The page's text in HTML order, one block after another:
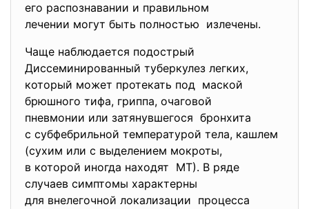
его распознавании и правильном
лечении могут быть полностью излечены.
Чаще наблюдается подострый
Диссеминированный туберкулез легких,
который может протекать под маской
брюшного тифа, гриппа, очаговой
пневмонии или затянувшегося бронхита
с субфебрильной температурой тела, кашлем
(сухим или с выделением мокроты,
в которой иногда находят МТ). В ряде
случаев симптомы характерны
для внелегочной локализации процесса